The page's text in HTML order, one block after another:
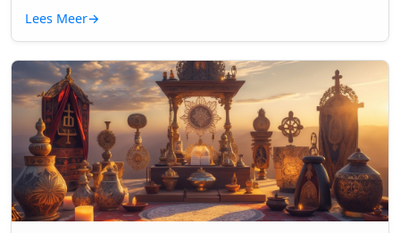
Lees Meer→